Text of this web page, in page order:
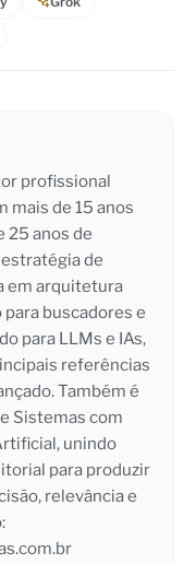
profissional
mais de 15 anos
25 anos de
de
em arquitetura
buscadores e
para LLMs e IAs,
referências
Também é
Sistemas com
unindo
para produzir
relevância e